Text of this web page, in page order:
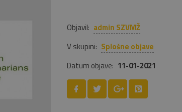
Objavil: admin SZVMŽ
V skupini: Splošne objave
Datum objave: 11-01-2021